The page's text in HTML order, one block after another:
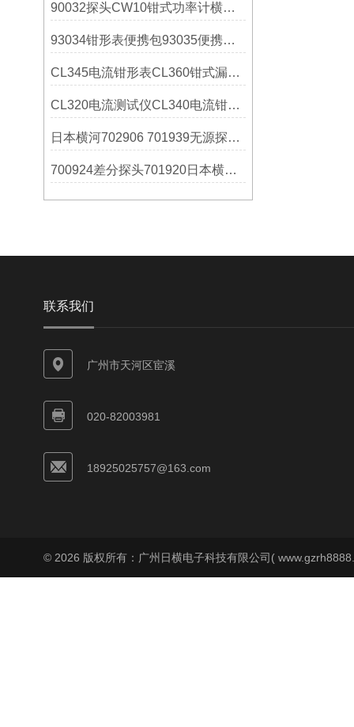
90032探头CW10钳式功率计横河YOKOGAWA技术参数
93034钳形表便携包93035便携箱日本横河YOKOGAWA操作使用
CL345电流钳形表CL360钳式漏电流测试仪日本横河技术参数
CL320电流测试仪CL340电流钳形表横河YOKOGAWA选购指南
日本横河702906 701939无源探头技术参数
700924差分探头701920日本横河YOKOGAWA技术参数
联系我们
广州市天河区宦溪
020-82003981
18925025757@163.com
© 2026 版权所有：广州日横电子科技有限公司(